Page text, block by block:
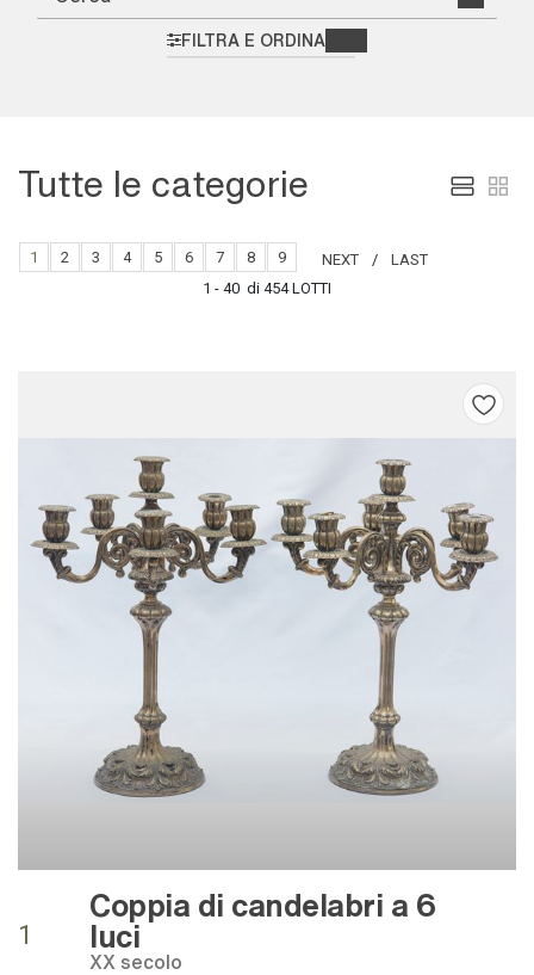
FILTRA E ORDINA
Tutte le categorie
1 - 40 di 454 LOTTI
1 2 3 4 5 6 7 8 9 NEXT LAST
1
Coppia di candelabri a 6
luci
XX secolo